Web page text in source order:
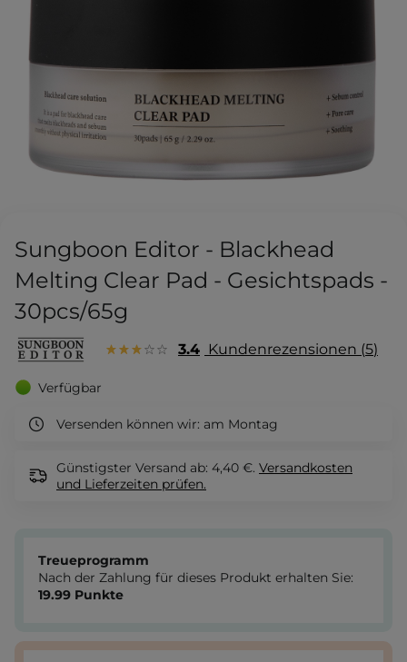
Sungboon Editor - Blackhead
Melting Clear Pad - Gesichtspads -
30pcs/65g
3.4 Kundenrezensionen 5
Verfügbar
Versenden können wir: am Montag
Günstigster Versand ab: 4,40 €. Versandkosten
und Lieferzeiten prüfen.
Treueprogramm
Nach der Zahlung für dieses Produkt erhalten Sie:
19.99 Punkte